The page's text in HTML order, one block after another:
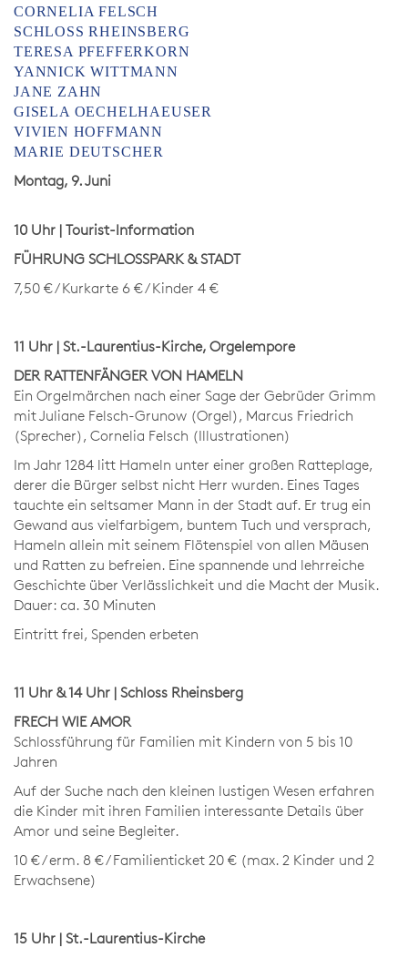
CORNELIA FELSCH
SCHLOSS RHEINSBERG
TERESA PFEFFERKORN
YANNICK WITTMANN
JANE ZAHN
GISELA OECHELHAEUSER
VIVIEN HOFFMANN
MARIE DEUTSCHER
Montag, 9. Juni
10 Uhr | Tourist-Information
FÜHRUNG SCHLOSSPARK & STADT
7,50 € / Kurkarte 6 € / Kinder 4 €
11 Uhr | St.-Laurentius-Kirche, Orgelempore
DER RATTENFÄNGER VON HAMELN
Ein Orgelmärchen nach einer Sage der Gebrüder Grimm
mit Juliane Felsch-Grunow (Orgel), Marcus Friedrich
(Sprecher), Cornelia Felsch (Illustrationen)
Im Jahr 1284 litt Hameln unter einer großen Ratteplage,
derer die Bürger selbst nicht Herr wurden. Eines Tages
tauchte ein seltsamer Mann in der Stadt auf. Er trug ein
Gewand aus vielfarbigem, buntem Tuch und versprach,
Hameln allein mit seinem Flötenspiel von allen Mäusen
und Ratten zu befreien. Eine spannende und lehrreiche
Geschichte über Verlässlichkeit und die Macht der Musik.
Dauer: ca. 30 Minuten
Eintritt frei, Spenden erbeten
11 Uhr & 14 Uhr | Schloss Rheinsberg
FRECH WIE AMOR
Schlossführung für Familien mit Kindern von 5 bis 10
Jahren
Auf der Suche nach den kleinen lustigen Wesen erfahren
die Kinder mit ihren Familien interessante Details über
Amor und seine Begleiter.
10 € / erm. 8 € / Familienticket 20 € (max. 2 Kinder und 2
Erwachsene)
15 Uhr | St.-Laurentius-Kirche